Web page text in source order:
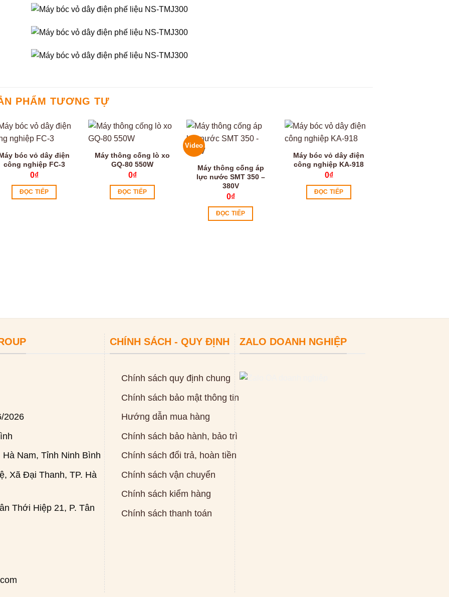
PHẨM TƯƠNG TỰ
bóc vỏ dây điện
công nghiệp FC-3
0₫
ĐỌC TIẾP
Máy thông cống lò xo
GQ-80 550W
0₫
ĐỌC TIẾP
Video
Máy thông cống áp
lực nước SMT 350 –
380V
0₫
ĐỌC TIẾP
Máy bóc vỏ dây điện
công nghiệp KA-918
0₫
ĐỌC TIẾP
2026
Nam, Tỉnh Ninh Bình
Xã Đại Thanh, TP. Hà
Thới Hiệp 21, P. Tân
CHÍNH SÁCH - QUY ĐỊNH
Chính sách quy định chung
Chính sách bảo mật thông tin
Hướng dẫn mua hàng
Chính sách bảo hành, bảo trì
Chính sách đổi trả, hoàn tiền
Chính sách vận chuyển
Chính sách kiểm hàng
Chính sách thanh toán
ZALO DOANH NGHIỆP